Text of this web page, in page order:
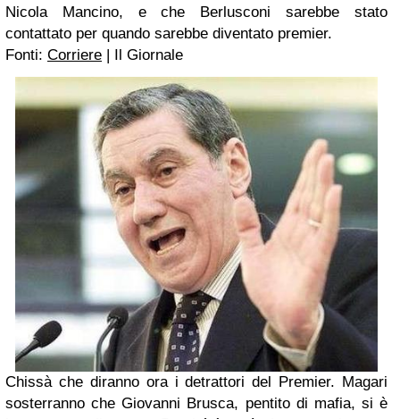
Nicola Mancino, e che Berlusconi sarebbe stato
contattato per quando sarebbe diventato premier.
Fonti: Corriere | Il Giornale
Chissà che diranno ora i detrattori del Premier. Magari
sosterranno che Giovanni Brusca, pentito di mafia, si è